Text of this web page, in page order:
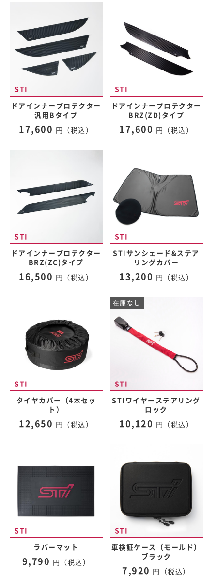
ドアインナープロテクター
汎用Bタイプ
17,600 円（税込）
ドアインナープロテクター
BRZ(ZD)タイプ
17,600 円（税込）
ドアインナープロテクター
BRZ(ZC)タイプ
16,500 円（税込）
STIサンシェード&ステア
リングカバー
13,200 円（税込）
タイヤカバー（4本セッ
ト）
12,650 円（税込）
在庫なし
STIワイヤーステアリング
ロック
10,120 円（税込）
ラバーマット
9,790 円（税込）
車検証ケース（モールド）
ブラック
7,920 円（税込）